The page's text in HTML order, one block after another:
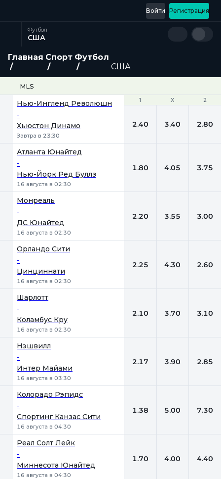
Регистрация
Войти
Футбол
США
Главная Спорт Футбол
США
MLS
1 Х 2
Нью-Ингленд Революшн
-
Хьюстон Динамо
Завтра в 23:30
1 Х 2
2.40 3.40 2.80
Атланта Юнайтед
-
Нью-Йорк Ред Буллз
16 августа в 02:30
1.80 4.05 3.75
Монреаль
-
ДС Юнайтед
16 августа в 02:30
2.20 3.55 3.00
Орландо Сити
-
Цинциннати
16 августа в 02:30
2.25 4.30 2.60
Шарлотт
-
Коламбус Кру
16 августа в 02:30
2.10 3.70 3.10
Нэшвилл
-
Интер Майами
16 августа в 03:30
2.17 3.90 2.85
Колорадо Рэпидс
-
Спортинг Канзас Сити
16 августа в 04:30
1.38 5.00 7.30
Реал Солт Лейк
-
Миннесота Юнайтед
16 августа в 04:30
1.70 4.00 4.40